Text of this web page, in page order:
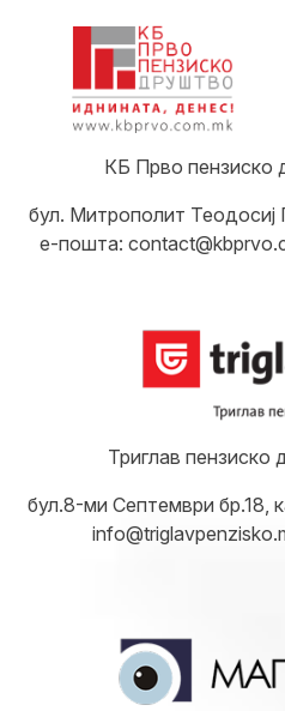
КБ Прво пензиско
бул. Митрополит Теодосиј
е-пошта:
Триглав
бул.8-ми Септември бр.18,